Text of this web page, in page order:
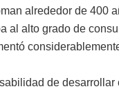
alrededor de 400
al alto grado de
de